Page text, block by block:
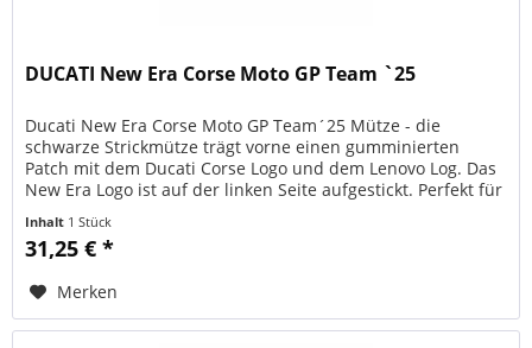
DUCATI New Era Corse Moto GP Team `25
Ducati New Era Corse Moto GP Team´25 Mütze - die
schwarze Strickmütze trägt vorne einen gumminierten
Patch mit dem Ducati Corse Logo und dem Lenovo Log. Das
New Era Logo ist auf der linken Seite aufgestickt. Perfekt für
Inhalt 1 Stück
31,25 € *
Merken